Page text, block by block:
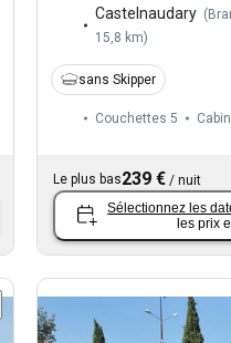
Castelnaudary (
15,8 km)
sans Skipper
Couchettes 5
Le plus bas239 € /nuit
Sélectionnez les
les prix